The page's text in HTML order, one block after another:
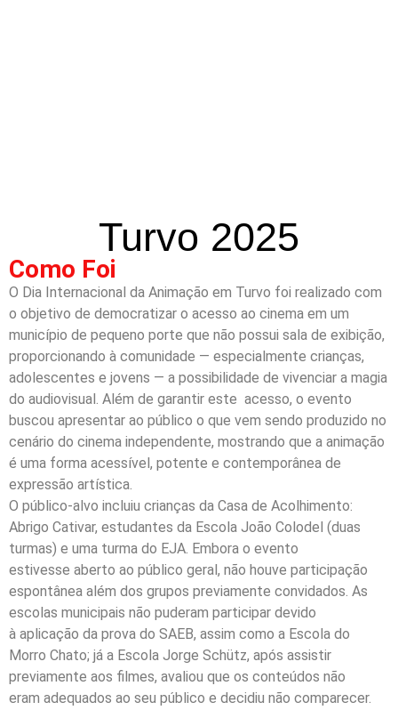
Turvo 2025
Como Foi
O Dia Internacional da Animação em Turvo foi realizado com
o objetivo de democratizar o acesso ao cinema em um
município de pequeno porte que não possui sala de exibição,
proporcionando à comunidade — especialmente crianças,
adolescentes e jovens — a possibilidade de vivenciar a magia
do audiovisual. Além de garantir este acesso, o evento
buscou apresentar ao público o que vem sendo produzido no
cenário do cinema independente, mostrando que a animação
é uma forma acessível, potente e contemporânea de
expressão artística.
O público-alvo incluiu crianças da Casa de Acolhimento:
Abrigo Cativar, estudantes da Escola João Colodel (duas
turmas) e uma turma do EJA. Embora o evento
estivesse aberto ao público geral, não houve participação
espontânea além dos grupos previamente convidados. As
escolas municipais não puderam participar devido
à aplicação da prova do SAEB, assim como a Escola do
Morro Chato; já a Escola Jorge Schütz, após assistir
previamente aos filmes, avaliou que os conteúdos não
eram adequados ao seu público e decidiu não comparecer.